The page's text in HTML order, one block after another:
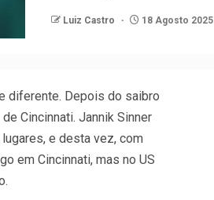
Luiz Castro 18 Agosto 2025
diferente. Depois do saibro
Cincinnati. Jannik Sinner
e desta vez, com
em Cincinnati, mas no US